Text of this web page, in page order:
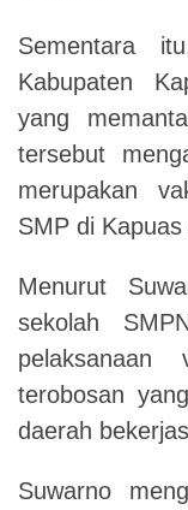
Sementara
Kabupaten
yang
tersebut
merupakan
SMP di
Menurut
sekolah
terobosan
daerah
Suwarno